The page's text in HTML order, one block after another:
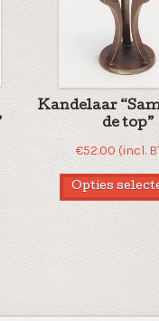
Kandelaar
de top”
€52.00 (incl.
Opties